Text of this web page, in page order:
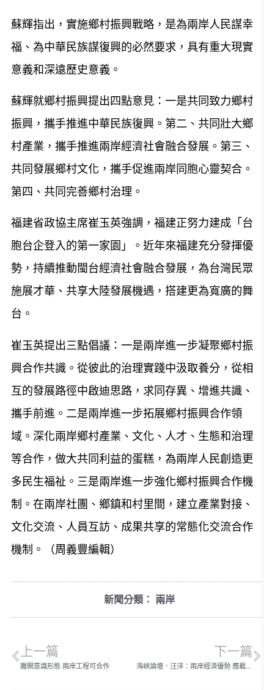
蘇輝指出，實施鄉村振興戰略，是為兩岸人民謀幸
福、為中華民族謀復興的必然要求，具有重大現實
意義和深遠歷史意義。
蘇輝就鄉村振興提出四點意見：一是共同致力鄉村
振興，攜手推進中華民族復興。第二、共同壯大鄉
村產業，攜手推進兩岸經濟社會融合發展。第三、
共同發展鄉村文化，攜手促進兩岸同胞心靈契合。
第四、共同完善鄉村治理。
福建省政協主席崔玉英強調，福建正努力建成「台
胞台企登入的第一家園」。近年來福建充分發揮優
勢，持續推動閩台經濟社會融合發展，為台灣民眾
施展才華、共享大陸發展機遇，搭建更為寬廣的舞
台。
崔玉英提出三點倡議：一是兩岸進一步凝聚鄉村振
興合作共識。從彼此的治理實踐中汲取養分，從相
互的發展路徑中啟迪思路，求同存異、增進共識、
攜手前進。二是兩岸進一步拓展鄉村振興合作領
域。深化兩岸鄉村產業、文化、人才、生態和治理
等合作，做大共同利益的蛋糕，為兩岸人民創造更
多民生福祉。三是兩岸進一步強化鄉村振興合作機
制。在兩岸社團、鄉鎮和村里間，建立產業對接、
文化交流、人員互訪、成果共享的常態化交流合作
機制。（周義豐編輯）
新聞分類： 兩岸
上一篇
撇開意識形態 兩岸工程可合作
下一篇
海峽論壇．汪洋：兩岸經濟優勢 應截長補短